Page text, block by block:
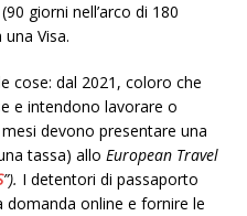
giorni nell’arco di 180
Visa.
cose: dal 2021, coloro che
e intendono lavorare o
devono presentare una
tassa) allo European Travel
”). I detentori di passaporto
domanda online e fornire le